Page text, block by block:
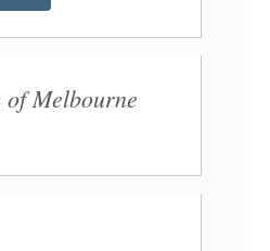
Melbourne